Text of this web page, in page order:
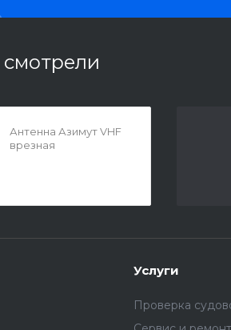
Антенна Азимут VHF
врезная
Услуги
Проверка